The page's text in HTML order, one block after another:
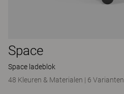
Space
Space ladeblok
48 Kleuren & Materialen | 6 Varianten